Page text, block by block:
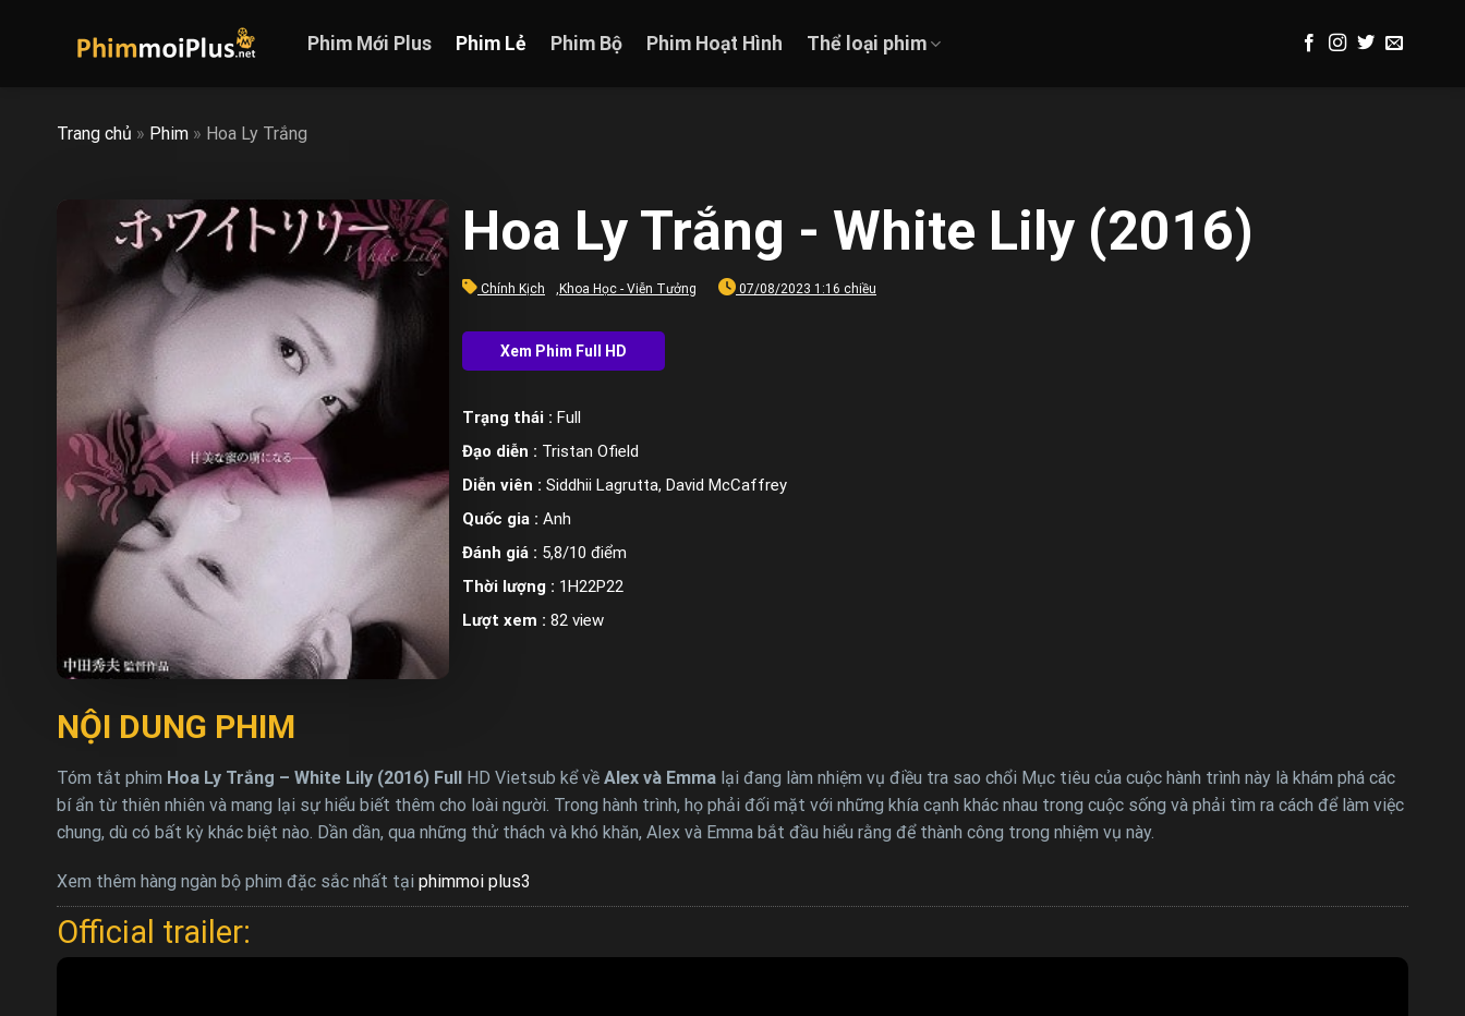
Phim Mới Plus Phim Lẻ Phim Bộ Phim Hoạt Hình Thể loại phim
Trang chủ » Phim » Hoa Ly Trắng
Hoa Ly Trắng - White Lily (2016)
Chính Kịch Khoa Học - Viễn Tưởng 07/08/2023 1:16 chiều
Trạng thái : Full
Đạo diễn : Tristan Ofield
Diễn viên : Siddhii Lagrutta, David McCaffrey
Quốc gia : Anh
Đánh giá : 5,8/10 điểm
Thời lượng : 1H22P22
Lượt xem : 82 view
NỘI DUNG PHIM
Tóm tắt phim Hoa Ly Trắng – White Lily (2016) Full HD Vietsub kể về Alex và Emma lại đang làm nhiệm vụ điều tra sao chổi Mục tiêu của cuộc hành trình này là khám phá các
bí ẩn từ thiên nhiên và mang lại sự hiểu biết thêm cho loài người. Trong hành trình, họ phải đối mặt với những khía cạnh khác nhau trong cuộc sống và phải tìm ra cách để làm việc
chung, dù có bất kỳ khác biệt nào. Dần dần, qua những thử thách và khó khăn, Alex và Emma bắt đầu hiểu rằng để thành công trong nhiệm vụ này.
Xem thêm hàng ngàn bộ phim đặc sắc nhất tại phimmoi plus3
Official trailer: